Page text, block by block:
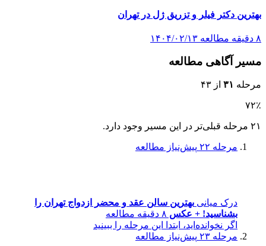
بهترین دکتر فیلر و تزریق ژل در تهران
۸ دقیقه مطالعه ۱۴۰۴/۰۲/۱۳
مسیر آگاهی مطالعه
مرحله ۳۱ از ۴۳
۷۲٪
۲۱ مرحله قبلی‌تر در این مسیر وجود دارد.
مرحله ۲۲ پیش‌نیاز مطالعه
درک میانی بهترین سالن عقد و محضر ازدواج تهران را
بشناسید! + عکس ۸ دقیقه مطالعه
اگر نخوانده‌اید، ابتدا این مرحله را ببینید
مرحله ۲۳
پیش‌نیاز مطالعه